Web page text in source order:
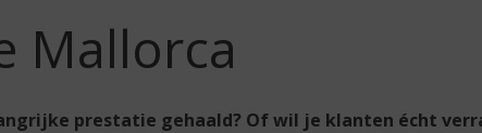
Mallorca
prestatie gehaald? Of wil je klanten écht